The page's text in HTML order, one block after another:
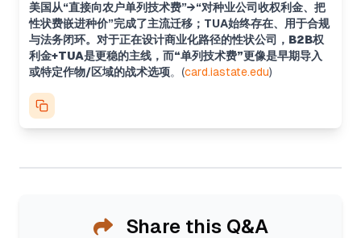
美国从“直接向农户单列技术费”→“对种业公司收权利金、把
性状费嵌进种价”完成了主流迁移；TUA始终存在、用于合规
与法务闭环。 对于正在设计商业化路径的性状公司， B2B权
利金+TUA是更稳的主线，而“单列技术费”更像是早期导入
或特定作物/区域的战术选项。(card.iastate.edu)
Share this Q&A